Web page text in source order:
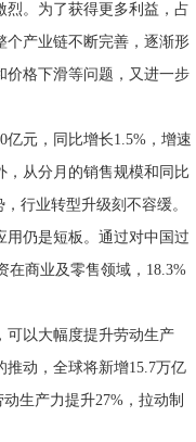
。为了获得更多利益，占
个产业链不断完善，逐渐形
价格下滑等问题，又进一步
元，同比增长1.5%，增速
，从分月的销售规模和同比
行业转型升级刻不容缓。
仍是短板。通过对中国过
在商业及零售领域，18.3%
以大幅度提升劳动生产
推动，全球将新增15.7万亿
生产力提升27%，拉动制